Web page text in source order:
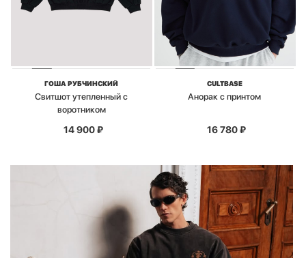
ГОША РУБЧИНСКИЙ
Свитшот утепленный с
воротником
14 900₽
CULTBASE
Анорак с принтом
16 780₽